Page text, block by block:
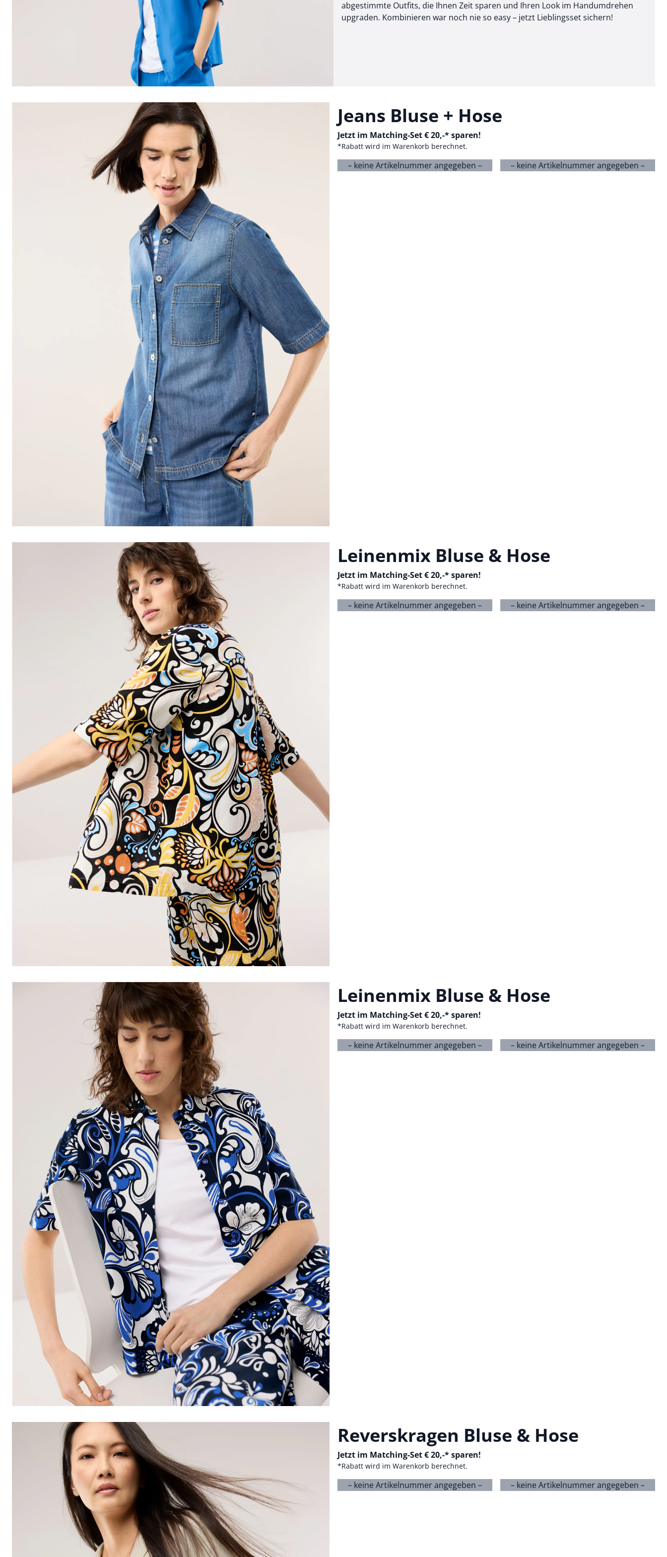
abgestimmte Outfits, die Ihnen Zeit sparen und Ihren Look im Handumdrehen
upgraden. Kombinieren war noch nie so easy – jetzt Lieblingsset sichern!
Jeans Bluse + Hose
Jetzt im Matching-Set € 20,-* sparen!
*Rabatt wird im Warenkorb berechnet.
– keine Artikelnummer angegeben – – keine Artikelnummer angegeben –
Leinenmix Bluse & Hose
Jetzt im Matching-Set € 20,-* sparen!
*Rabatt wird im Warenkorb berechnet.
– keine Artikelnummer angegeben – – keine Artikelnummer angegeben –
Leinenmix Bluse & Hose
Jetzt im Matching-Set € 20,-* sparen!
*Rabatt wird im Warenkorb berechnet.
– keine Artikelnummer angegeben – – keine Artikelnummer angegeben –
Reverskragen Bluse & Hose
Jetzt im Matching-Set € 20,-* sparen!
*Rabatt wird im Warenkorb berechnet.
– keine Artikelnummer angegeben – – keine Artikelnummer angegeben –